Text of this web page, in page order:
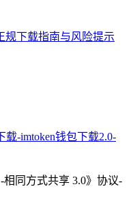
规下载指南与风险提示
载-imtoken钱包下载2.0-
同方式共享 3.0》协议-